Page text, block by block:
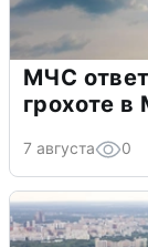
МЧС
грохоте в
7 августа 0